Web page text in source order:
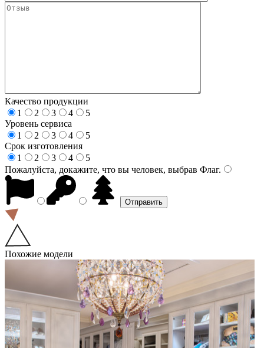
Качество продукции
1
2 3 4
5
Уровень сервиса
1
2 3 4
5
Срок изготовления
1
2 3 4
5
Пожалуйста, докажите, что вы человек, выбрав Флаг.
Похожие модели